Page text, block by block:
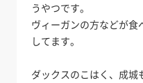
うやつです。
ヴィーガンの方などが
してます。
ダックスのこはく、成城